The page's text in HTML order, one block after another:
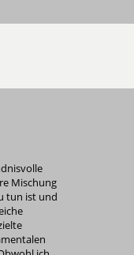
Mischung
tun ist und